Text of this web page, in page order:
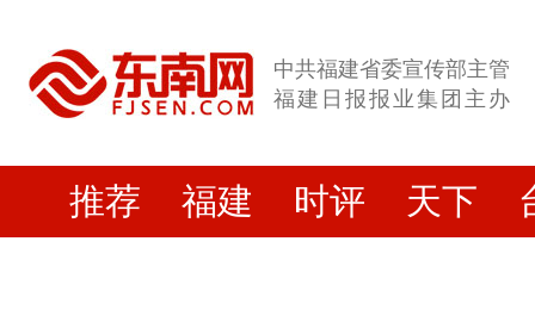
中共福建省委宣传部主管
福建日报报业集团主办
推荐 福建 时评 天下